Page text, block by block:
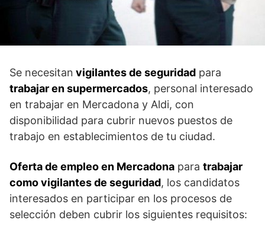
Se necesitan vigilantes de seguridad para
trabajar en supermercados, personal interesado
en trabajar en Mercadona y Aldi, con
disponibilidad para cubrir nuevos puestos de
trabajo en establecimientos de tu ciudad.
Oferta de empleo en Mercadona para trabajar
como vigilantes de seguridad, los candidatos
interesados en participar en los procesos de
selección deben cubrir los siguientes requisitos: